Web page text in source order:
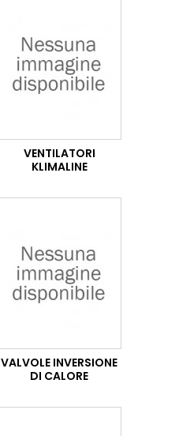
VENTILATORI
KLIMALINE
VALVOLE INVERSIONE
DI CALORE